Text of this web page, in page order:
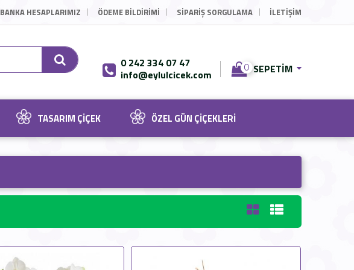
BANKA HESAPLARIMIZ ÖDEME BILDIRIMI SIPARIŞ SORGULAMA İLETİŞİM
0 242 334 07 47
info@eylulcicek.com
0 SEPETIM
TASARIM ÇIÇEK ÖZEL GÜN ÇIÇEKLERI